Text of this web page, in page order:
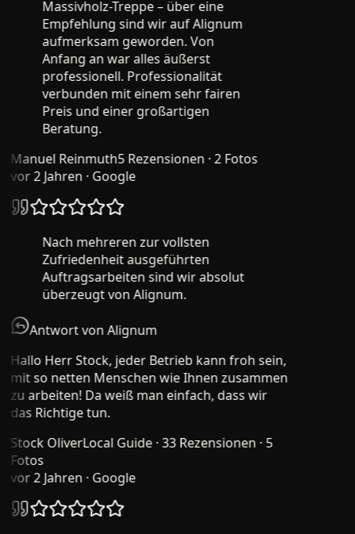
Massivholz-Treppe – über eine
Empfehlung sind wir auf Alignum
aufmerksam geworden. Von
Anfang an war alles äußerst
professionell. Professionalität
verbunden mit einem sehr fairen
Preis und einer großartigen
Beratung.
Manuel Reinmuth5 Rezensionen · 2 Fotos
vor 2 Jahren· Google
Nach mehreren zur vollsten
Zufriedenheit ausgeführten
Auftragsarbeiten sind wir absolut
überzeugt von Alignum.
Antwort von Alignum
Hallo Herr Stock, jeder Betrieb kann froh sein,
mit so netten Menschen wie Ihnen zusammen
zu arbeiten! Da weiß man einfach, dass wir
das Richtige tun.
Stock OliverLocal Guide · 33 Rezensionen · 5
Fotos
vor 2 Jahren· Google